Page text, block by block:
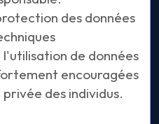
des données
de données
encouragées
des individus.